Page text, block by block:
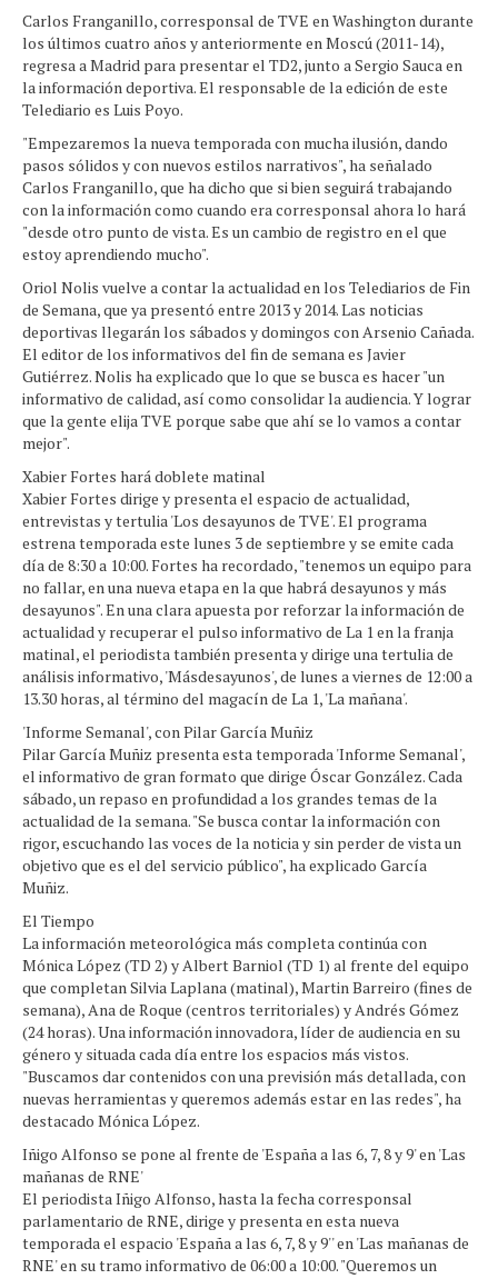
Carlos Franganillo, corresponsal de TVE en Washington durante
los últimos cuatro años y anteriormente en Moscú (2011-14),
regresa a Madrid para presentar el TD2, junto a Sergio Sauca en
la información deportiva. El responsable de la edición de este
Telediario es Luis Poyo.
"Empezaremos la nueva temporada con mucha ilusión, dando
pasos sólidos y con nuevos estilos narrativos", ha señalado
Carlos Franganillo, que ha dicho que si bien seguirá trabajando
con la información como cuando era corresponsal ahora lo hará
"desde otro punto de vista. Es un cambio de registro en el que
estoy aprendiendo mucho".
Oriol Nolis vuelve a contar la actualidad en los Telediarios de Fin
de Semana, que ya presentó entre 2013 y 2014. Las noticias
deportivas llegarán los sábados y domingos con Arsenio Cañada.
El editor de los informativos del fin de semana es Javier
Gutiérrez. Nolis ha explicado que lo que se busca es hacer "un
informativo de calidad, así como consolidar la audiencia. Y lograr
que la gente elija TVE porque sabe que ahí se lo vamos a contar
mejor".
Xabier Fortes hará doblete matinal
Xabier Fortes dirige y presenta el espacio de actualidad,
entrevistas y tertulia 'Los desayunos de TVE'. El programa
estrena temporada este lunes 3 de septiembre y se emite cada
día de 8:30 a 10:00. Fortes ha recordado, "tenemos un equipo para
no fallar, en una nueva etapa en la que habrá desayunos y más
desayunos". En una clara apuesta por reforzar la información de
actualidad y recuperar el pulso informativo de La 1 en la franja
matinal, el periodista también presenta y dirige una tertulia de
análisis informativo, 'Másdesayunos', de lunes a viernes de 12:00 a
13.30 horas, al término del magacín de La 1, 'La mañana'.
'Informe Semanal', con Pilar García Muñiz
Pilar García Muñiz presenta esta temporada 'Informe Semanal',
el informativo de gran formato que dirige Óscar González. Cada
sábado, un repaso en profundidad a los grandes temas de la
actualidad de la semana. "Se busca contar la información con
rigor, escuchando las voces de la noticia y sin perder de vista un
objetivo que es el del servicio público", ha explicado García
Muñiz.
El Tiempo
La información meteorológica más completa continúa con
Mónica López (TD 2) y Albert Barniol (TD 1) al frente del equipo
que completan Silvia Laplana (matinal), Martin Barreiro (fines de
semana), Ana de Roque (centros territoriales) y Andrés Gómez
(24 horas). Una información innovadora, líder de audiencia en su
género y situada cada día entre los espacios más vistos.
"Buscamos dar contenidos con una previsión más detallada, con
nuevas herramientas y queremos además estar en las redes", ha
destacado Mónica López.
Iñigo Alfonso se pone al frente de 'España a las 6, 7, 8 y 9' en 'Las
mañanas de RNE'
El periodista Iñigo Alfonso, hasta la fecha corresponsal
parlamentario de RNE, dirige y presenta en esta nueva
temporada el espacio 'España a las 6, 7, 8 y 9'' en 'Las mañanas de
RNE' en su tramo informativo de 06:00 a 10:00. "Queremos un